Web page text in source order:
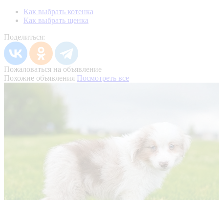
Как выбрать котенка
Как выбрать щенка
Поделиться:
Пожаловаться на объявление
Похожие объявления Посмотреть все